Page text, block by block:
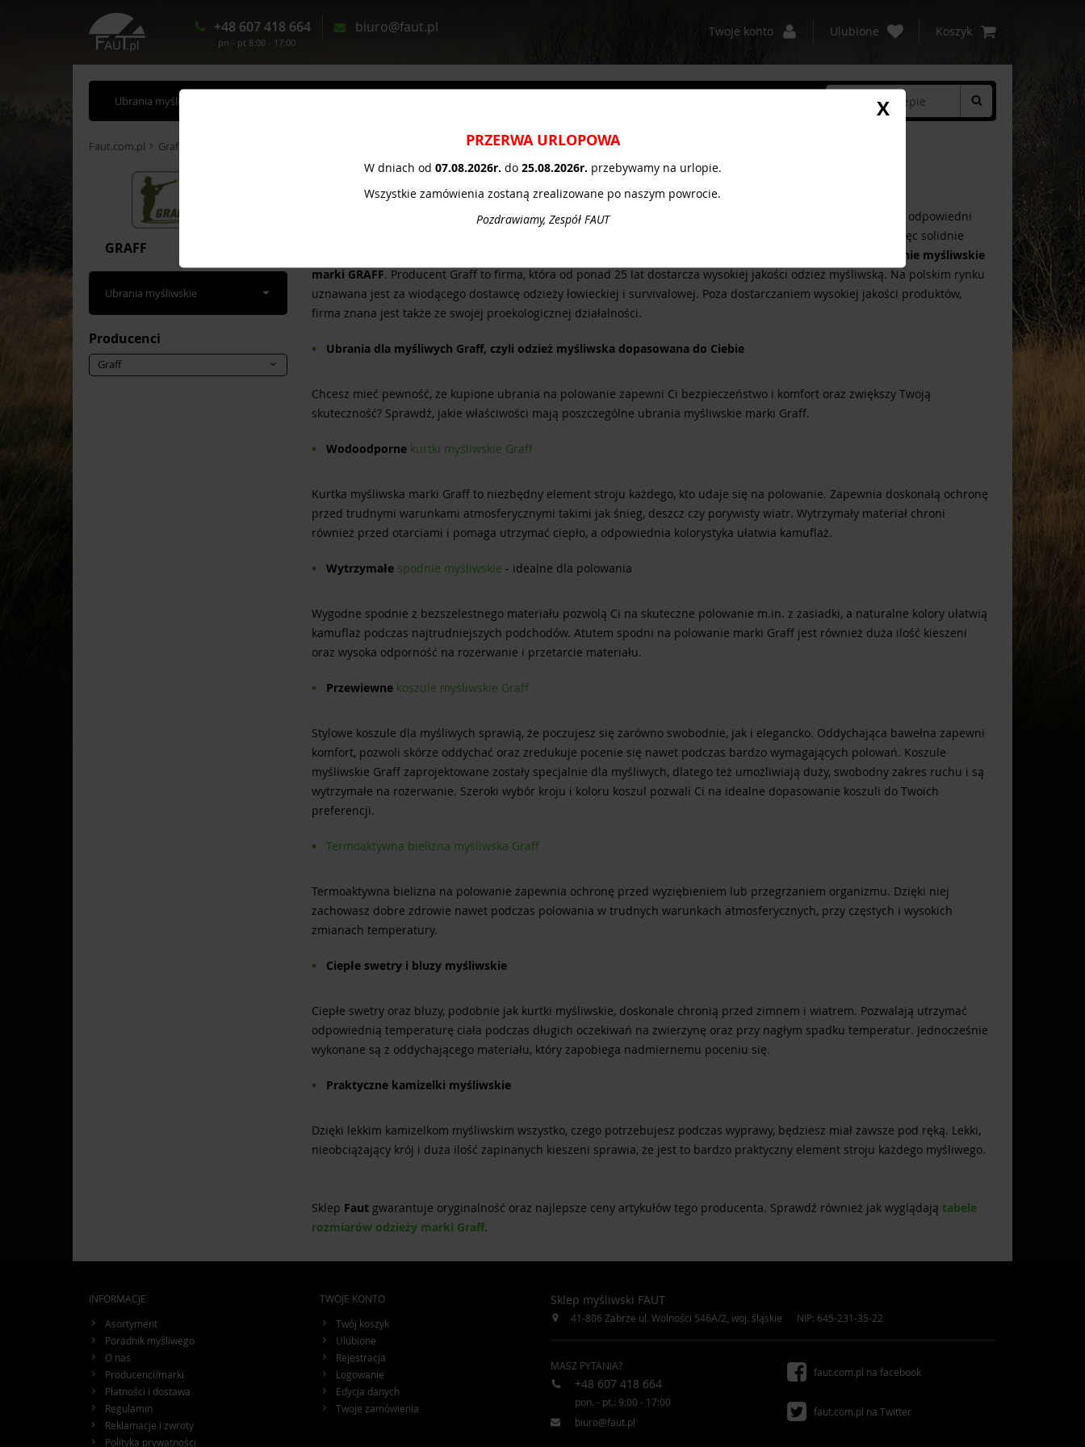
+48 607 418 664
pn - pt 8:00 - 17:00
biuro@faut.pl Twoje konto Ulubione Koszyk
Ubrania myśliwskie
Faut.com.pl Graff
GRAFF
Ubrania myśliwskie
Producenci
Graff
Ubrania myśliwskie GRAFF
Niezależnie czy polujesz indywidualnie, czy zespołowo, swoboda ruchów, cierpliwość, ale i szybka reakcja oraz odpowiedni
kamuflaż stanowią podstawę udanej wyprawy. Zarówno doświadczony, jak i początkujący myśliwy powinien więc solidnie
ubranie myśliwskie
marki GRAFF. Producent Graff to firma, która od ponad 25 lat dostarcza wysokiej jakości odzież myśliwską. Na polskim rynku
uznawana jest za wiodącego dostawcę odzieży łowieckiej i survivalowej. Poza dostarczaniem wysokiej jakości produktów,
firma znana jest także ze swojej proekologicznej działalności.
Ubrania dla myśliwych Graff, czyli odzież myśliwska dopasowana do Ciebie
Chcesz mieć pewność, że kupione ubrania na polowanie zapewni Ci bezpieczeństwo i komfort oraz zwiększy Twoją
skuteczność? Sprawdź, jakie właściwości mają poszczególne ubrania myśliwskie marki Graff.
Wodoodporne kurtki myśliwskie Graff
Kurtka myśliwska marki Graff to niezbędny element stroju każdego, kto udaje się na polowanie. Zapewnia doskonałą ochronę
przed trudnymi warunkami atmosferycznymi takimi jak śnieg, deszcz czy porywisty wiatr. Wytrzymały materiał chroni
również przed otarciami i pomaga utrzymać ciepło, a odpowiednia kolorystyka ułatwia kamuflaż.
Wytrzymałe spodnie myśliwskie - idealne dla polowania
Wygodne spodnie z bezszelestnego materiału pozwolą Ci na skuteczne polowanie m.in. z zasiadki, a naturalne kolory ułatwią
kamuflaż podczas najtrudniejszych podchodów. Atutem spodni na polowanie marki Graff jest również duża ilość kieszeni
oraz wysoka odporność na rozerwanie i przetarcie materiału.
Przewiewne koszule myśliwskie Graff
Stylowe koszule dla myśliwych sprawią, że poczujesz się zarówno swobodnie, jak i elegancko. Oddychająca bawełna zapewni
komfort, pozwoli skórze oddychać oraz zredukuje pocenie się nawet podczas bardzo wymagających polowań. Koszule
myśliwskie Graff zaprojektowane zostały specjalnie dla myśliwych, dlatego też umożliwiają duży, swobodny zakres ruchu i są
wytrzymałe na rozerwanie. Szeroki wybór kroju i koloru koszul pozwali Ci na idealne dopasowanie koszuli do Twoich
preferencji.
Termoaktywna bielizna myśliwska Graff
Termoaktywna bielizna na polowanie zapewnia ochronę przed wyziębieniem lub przegrzaniem organizmu. Dzięki niej
zachowasz dobre zdrowie nawet podczas polowania w trudnych warunkach atmosferycznych, przy częstych i wysokich
zmianach temperatury.
Ciepłe swetry i bluzy myśliwskie
Ciepłe swetry oraz bluzy, podobnie jak kurtki myśliwskie, doskonale chronią przed zimnem i wiatrem. Pozwalają utrzymać
odpowiednią temperaturę ciała podczas długich oczekiwań na zwierzynę oraz przy nagłym spadku temperatur. Jednocześnie
wykonane są z oddychającego materiału, który zapobiega nadmiernemu poceniu się.
Praktyczne kamizelki myśliwskie
Dzięki lekkim kamizelkom myśliwskim wszystko, czego potrzebujesz podczas wyprawy, będziesz miał zawsze pod ręką. Lekki,
nieobciążający krój i duża ilość zapinanych kieszeni sprawia, że jest to bardzo praktyczny element stroju każdego myśliwego.
Sklep Faut gwarantuje oryginalność oraz najlepsze ceny artykułów tego producenta. Sprawdź również jak wyglądają tabele
rozmiarów odzieży marki Graff.
INFORMACJE
Asortyment
Poradnik myśliwego
O nas
Producenci/marki
Płatności i dostawa
Regulamin
Reklamacje i zwroty
Polityka prywatności
TWOJE KONTO
Twój koszyk
Ulubione
Rejestracja
Logowanie
Edycja danych
Twoje zamówienia
Sklep myśliwski FAUT
41-806 Zabrze ul. Wolności 546A/2 woj. śląskie NIP: 645-231-35-22
MASZ PYTANIA?
+48 607 418 664
pon. - pt.: 9:00 - 17:00
biuro@faut.pl
faut.com.pl na facebook
faut.com.pl na Twitter
PRZERWA URLOPOWA
W dniach od 07.08.2026r. do 25.08.2026r. przebywamy na urlopie.
Wszystkie zamówienia zostaną zrealizowane po naszym powrocie.
Pozdrawiamy, Zespół FAUT
X